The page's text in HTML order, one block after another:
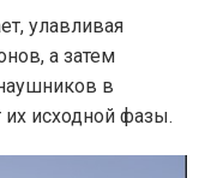
улавливая
а затем
в
исходной фазы.